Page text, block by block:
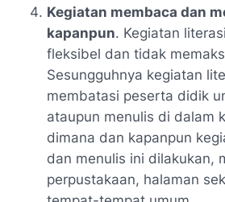
Kegiatan membaca dan
kapanpun. Kegiatan
fleksibel dan tidak
Sesungguhnya kegiatan
membatasi peserta didik
ataupun menulis di dalam
dimana dan kapanpun
dan menulis ini dilakukan,
perpustakaan, halaman